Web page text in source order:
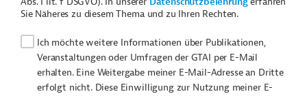
Sie Näheres zu diesem Thema und zu Ihren Rechten.
Ich möchte weitere Informationen über Publikationen,
Veranstaltungen oder Umfragen der GTAI per E-Mail
erhalten. Eine Weitergabe meiner E-Mail-Adresse an Dritte
erfolgt nicht. Diese Einwilligung zur Nutzung meiner E-